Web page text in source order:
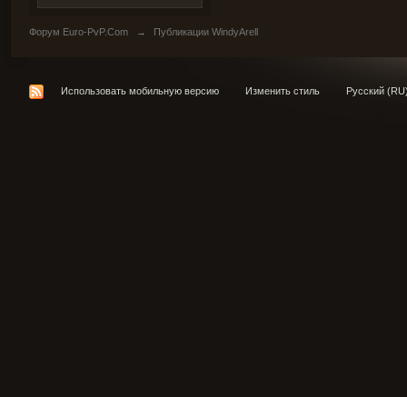
Форум Euro-PvP.Com → Публикации WindyArell
Использовать мобильную версию Изменить стиль Русский